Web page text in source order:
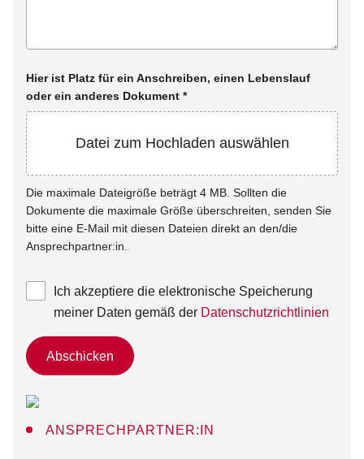
Hier ist Platz für ein Anschreiben, einen Lebenslauf
oder ein anderes Dokument *
Datei zum Hochladen auswählen
Die maximale Dateigröße beträgt 4 MB. Sollten die
Dokumente die maximale Größe überschreiten, senden Sie
bitte eine E-Mail mit diesen Dateien direkt an den/die
Ansprechpartner:in.
Ich akzeptiere die elektronische Speicherung
meiner Daten gemäß der Datenschutzrichtlinien
Abschicken
ANSPRECHPARTNER:IN